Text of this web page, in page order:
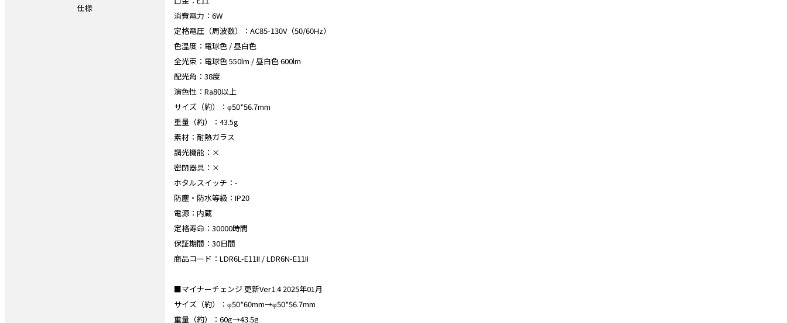
仕様
消費電力：6W
定格電圧（周波数）：AC85-130V（50/60Hz）
色温度：電球色 / 昼白色
全光束：電球色 550lm / 昼白色 600lm
配光角：38度
演色性：Ra80以上
サイズ（約）：φ50*56.7mm
重量（約）：43.5g
素材：耐熱ガラス
調光機能：×
密閉器具：×
ホタルスイッチ：-
防塵・防水等級：IP20
電源：内蔵
定格寿命：30000時間
保証期間：30日間
商品コード：LDR6L-E11II / LDR6N-E11II
■マイナーチェンジ 更新Ver1.4 2025年01月
サイズ（約）：φ50*60mm→φ50*56.7mm
重量（約）：60g→43.5g